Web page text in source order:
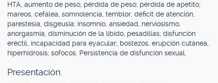
HTA, aumento de peso, pérdida de peso; pérdida de apetito;
mareos, cefalea, somnolencia, temblor, déficit de atención,
parestesia, disgeusia; insomnio, ansiedad, nerviosismo,
anorgasmia, disminución de la libido, pesadillas; disfunción
eréctil, incapacidad para eyacular; bostezos, erupción cutánea,
hiperhidrosis; sofocos. Persistencia de disfunción sexual.
Presentación.